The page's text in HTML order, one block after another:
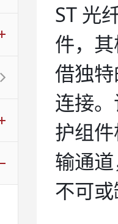
ST 光
件，
借独
连接
护组
输通
不可